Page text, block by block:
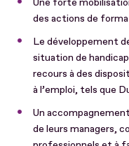
des actions de
Le développement
situation de
recours à des
à l’emploi, tels que
Un
de leurs managers,